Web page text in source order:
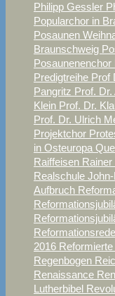
Philipp Gessler
Popularchor in
Posaunen
Braunschweig
Posaunenenchor
Predigtreihe Prof
Pangritz Prof.
Klein Prof. Dr.
Prof. Dr. Ulrich
Projektchor
in Osteuropa
Raiffeisen Rainer
Realschule
Aufbruch
Reformationsrede
2016
Regenbogen
Renaissance
Lutherbibel